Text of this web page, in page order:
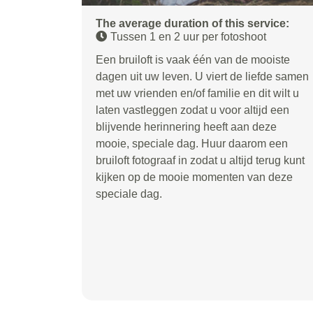
The average duration of this service:
Tussen 1 en 2 uur per fotoshoot
Een bruiloft is vaak één van de mooiste
dagen uit uw leven. U viert de liefde samen
met uw vrienden en/of familie en dit wilt u
laten vastleggen zodat u voor altijd een
blijvende herinnering heeft aan deze
mooie, speciale dag. Huur daarom een
bruiloft fotograaf in zodat u altijd terug kunt
kijken op de mooie momenten van deze
speciale dag.